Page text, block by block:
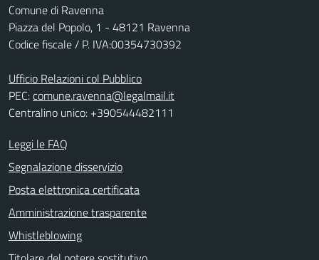
Comune di Ravenna
Piazza del Popolo, 1 - 48121 Ravenna
Codice fiscale / P. IVA:00354730392
Ufficio Relazioni col Pubblico
PEC:comune.ravenna@legalmail.it
Centralino unico: +390544482111
Leggi le FAQ
Segnalazione disservizio
Posta elettronica certificata
Amministrazione trasparente
Whistleblowing